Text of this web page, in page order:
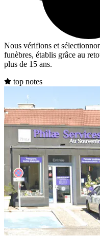
Nous vérifions et
funèbres, établis grâce au
plus de 15 ans.
top notes